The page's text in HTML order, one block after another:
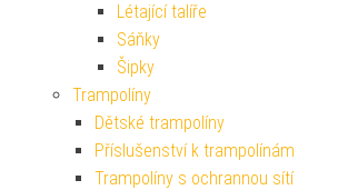
Létající talíře
Sáňky
Šipky
Trampolíny
Dětské trampolíny
Příslušenství k trampolínám
Trampolíny s ochrannou sítí